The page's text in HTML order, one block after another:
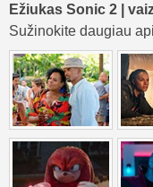
Ežiukas Sonic 2 |
Sužinokite daugiau